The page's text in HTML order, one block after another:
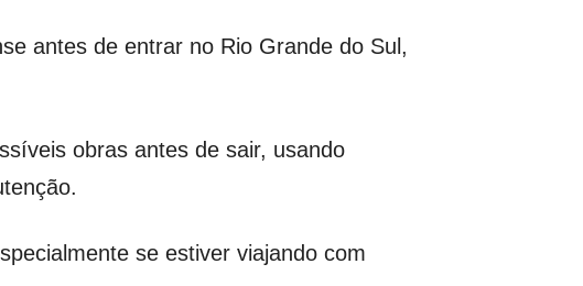
antes de entrar no Rio Grande do Sul,
obras antes de sair, usando
se estiver viajando com